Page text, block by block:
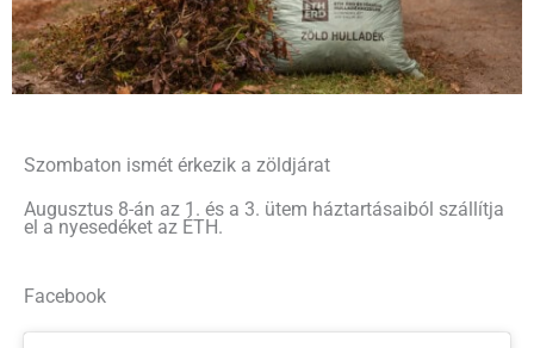
Szombaton ismét érkezik a zöldjárat
Augusztus 8-án az 1. és a 3. ütem háztartásaiból szállítja
el a nyesedéket az ÉTH.
Facebook